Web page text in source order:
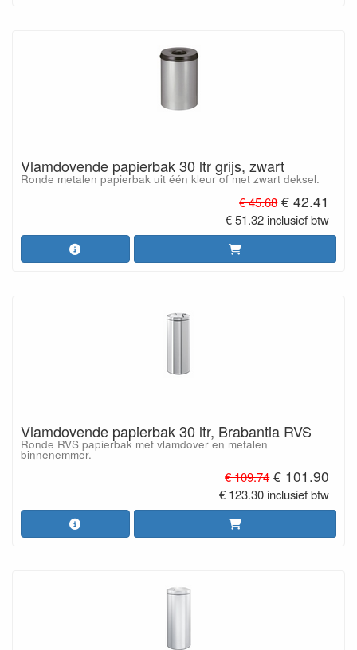
Vlamdovende papierbak 30 ltr grijs, zwart
Ronde metalen papierbak uit één kleur of met zwart deksel.
€ 45.68 € 42.41
€ 51.32 inclusief btw
Vlamdovende papierbak 30 ltr, Brabantia RVS
Ronde RVS papierbak met vlamdover en metalen
binnenemmer.
€ 109.74 € 101.90
€ 123.30 inclusief btw